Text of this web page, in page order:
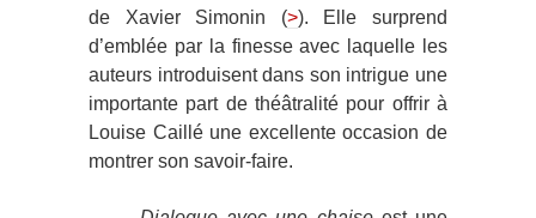
de Xavier Simonin (>). Elle surprend
d’emblée par la finesse avec laquelle les
auteurs introduisent dans son intrigue une
importante part de théâtralité pour offrir à
Louise Caillé une excellente occasion de
montrer son savoir-faire.